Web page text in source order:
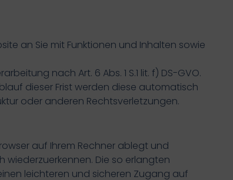
an Sie mit Funktionen und Inhalten sowie
nach Art. 6 Abs. 1 S.1 lit. f) DS-GVO.
dieser Frist werden diese automatisch
oder anderen Rechtsverletzungen.
auf Ihrem Rechner ablegt und
Die so erlangten
leichteren und sicheren Zugang auf